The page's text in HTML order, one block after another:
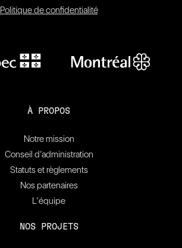
Politique de confidentialité
À PROPOS
Notre mission
Conseil d’administration
Statuts et règlements
Nos partenaires
L’équipe
NOS PROJETS